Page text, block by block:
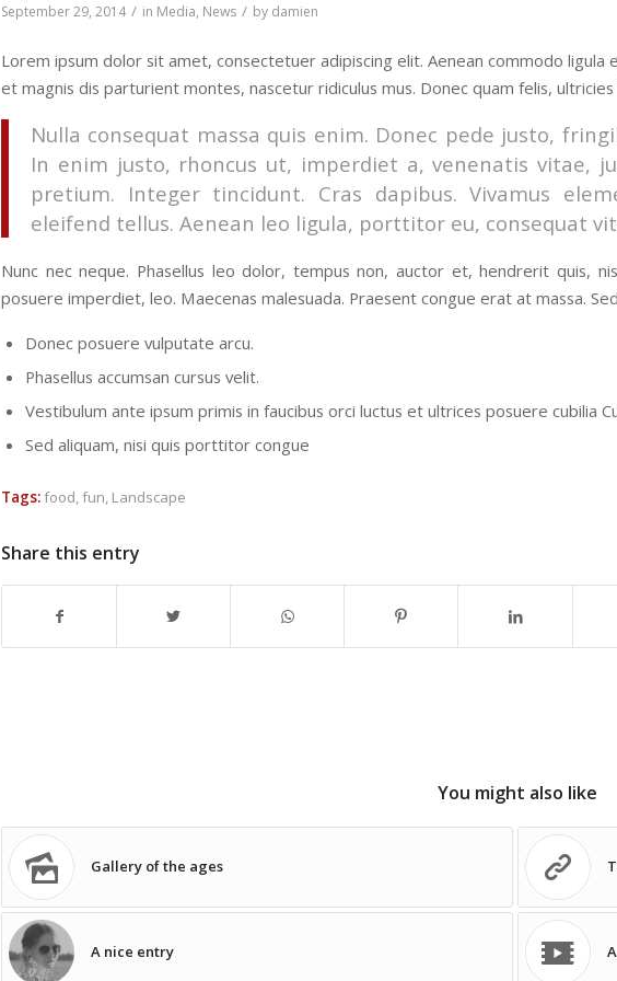
September 29, 2014 / in Media, News / by damien
Lorem ipsum dolor sit amet, consectetuer adipiscing elit. Aenean commodo ligula
et magnis dis parturient montes, nascetur ridiculus mus. Donec quam felis,
Nulla consequat massa quis enim. Donec pede justo,
In enim justo, rhoncus ut, imperdiet a, venenatis vitae,
pretium. Integer tincidunt. Cras dapibus. Vivamus
eleifend tellus. Aenean leo ligula, porttitor eu, consequat
Nunc nec neque. Phasellus leo dolor, tempus non, auctor et, hendrerit quis,
posuere imperdiet, leo. Maecenas malesuada. Praesent congue erat at massa.
Donec posuere vulputate arcu.
Phasellus accumsan cursus velit.
Vestibulum ante ipsum primis in faucibus orci luctus et ultrices posuere cubilia
Sed aliquam, nisi quis porttitor congue
Tags:food,fun, Landscape
Share this entry
You might also like
Gallery of the ages
A nice entry